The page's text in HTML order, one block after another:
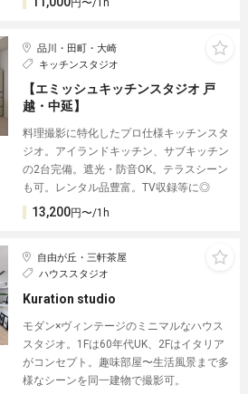
円〜/1h
品川・田町・大崎
キッチンスタジオ
【エミッシュキッチンスタジオ 戸
越・中延】
料理撮影に特化したプロ仕様キッチンスタ
ジオ。アイランドキッチン、サブキッチン
の2台完備。遮光・防音OK。テラスシーン
も可。レンタル品豊富。TV収録等に◎
13,200円〜/1h
自由が丘・三軒茶屋
ハウススタジオ
Kuration studio
モダン×ヴィンテージのミニマルなハウス
スタジオ。1Fは60年代UK、2Fはイタリア
がコンセプト。趣味部屋〜生活風景まで多
様なシーンを同一建物で撮影可。